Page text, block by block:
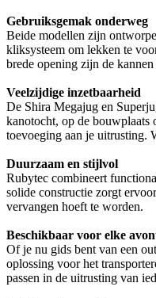
Gebruiksgemak onderweg
Beide modellen zijn
kliksysteem om lekken te
brede opening zijn de
Veelzijdige inzetbaarheid
De Shira Megajug en
kanotocht, op de bouwplaats
toevoeging aan je uitrusting.
Duurzaam en stijlvol
Rubytec combineert
solide constructie zorgt
vervangen hoeft te worden.
Beschikbaar voor elke
Of je nu gids bent van een
oplossing voor het
passen in de uitrusting van